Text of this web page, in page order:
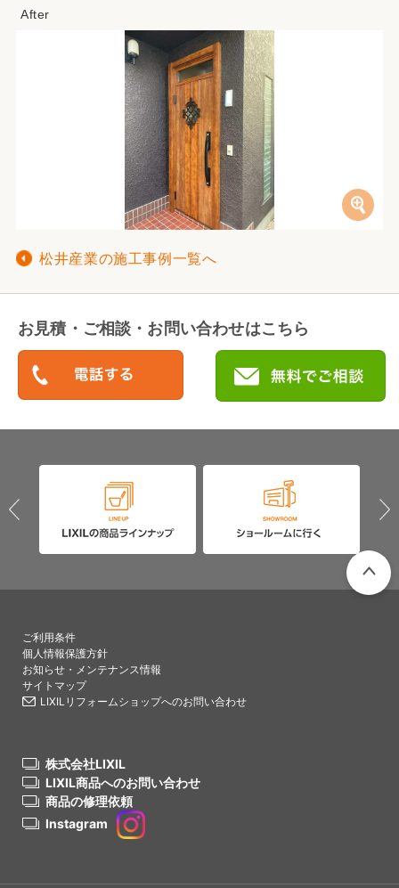
松井産業の施工事例一覧へ
お見積・ご相談・お問い合わせはこちら
ご利用条件
個人情報保護方針
お知らせ・メンテナンス情報
サイトマップ
LIXILリフォームショップへのお問い合わせ
株式会社LIXIL
LIXIL商品へのお問い合わせ
商品の修理依頼
Instagram